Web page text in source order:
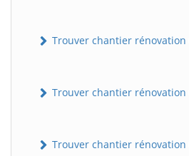
Trouver chantier rénovation
Trouver chantier
Trouver chantier rénovation